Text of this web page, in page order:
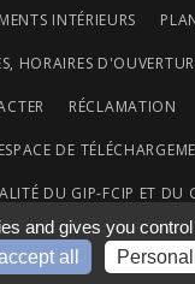
INTÉRIEURS
HORAIRES
RÉCLAMATION
ESPACE DE
DU GIP-FCIP ET DU
ACCESSIBILITÉ
and gives you
all